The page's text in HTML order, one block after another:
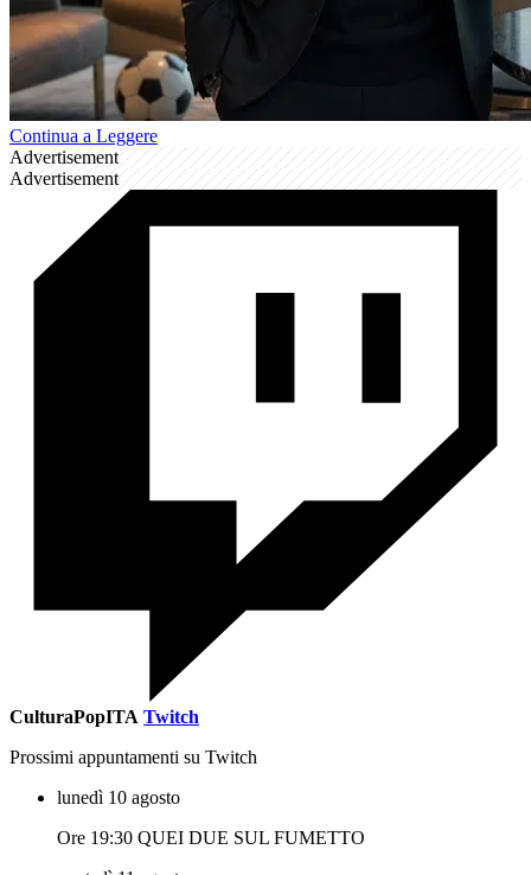
Continua a Leggere
Advertisement
Advertisement
CulturaPopITA Twitch
Prossimi appuntamenti su Twitch
lunedì 10 agosto
Ore 19:30 QUEI DUE SUL FUMETTO